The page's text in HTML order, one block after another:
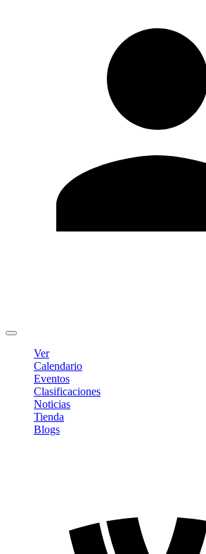
Ver
Calendario
Eventos
Clasificaciones
Noticias
Tienda
Blogs